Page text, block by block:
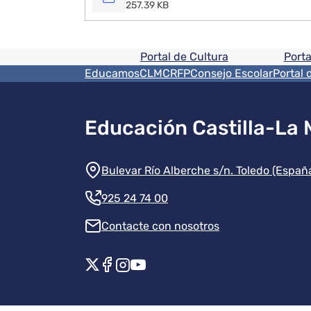
257.39 KB
Pie de pagina
Portal de Cultura
Menú del pie
EducamosCLMCRFPConsejo EscolarPortal
Educación Castilla-La
Información de la
Bulevar Río Alberche s/n. Toledo
925 24 74 00
Contacte con nosotros
Redes sociales institución